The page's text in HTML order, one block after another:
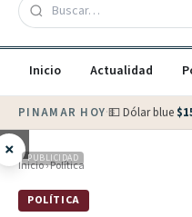
Inicio Actualidad
PINAMAR HOY·💵 Dólar blue $
× PUBLICIDAD
Inicio›Política
POLÍTICA